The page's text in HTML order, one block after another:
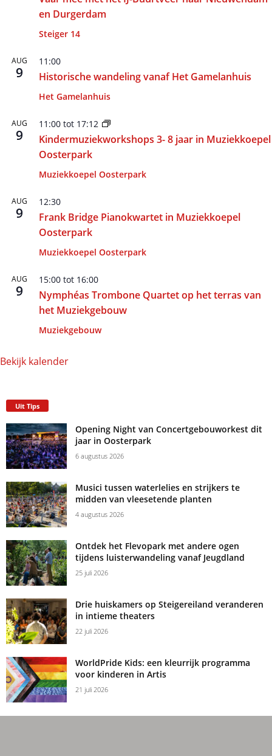
en Durgerdam
Steiger 14
AUG
9
11:00
Historische wandeling vanaf Het Gamelanhuis
Het Gamelanhuis
AUG
9
11:00 tot 17:12
Kindermuziekworkshops 3- 8 jaar in Muziekkoepel
Oosterpark
Muziekkoepel Oosterpark
AUG
9
12:30
Frank Bridge Pianokwartet in Muziekkoepel
Oosterpark
Muziekkoepel Oosterpark
AUG
9
15:00 tot 16:00
Nymphéas Trombone Quartet op het terras van
het Muziekgebouw
Muziekgebouw
Bekijk kalender
Uit Tips
Opening Night van Concertgebouworkest dit
jaar in Oosterpark
6 augustus 2026
Musici tussen waterlelies en strijkers te
midden van vleesetende planten
4 augustus 2026
Ontdek het Flevopark met andere ogen
tijdens luisterwandeling vanaf Jeugdland
25 juli 2026
Drie huiskamers op Steigereiland veranderen
in intieme theaters
22 juli 2026
WorldPride Kids: een kleurrijk programma
voor kinderen in Artis
21 juli 2026